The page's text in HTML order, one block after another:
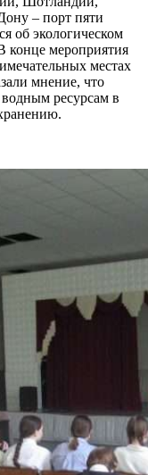
– порт пяти
об экологическом
конце мероприятия
местах
мнение, что
ресурсам в